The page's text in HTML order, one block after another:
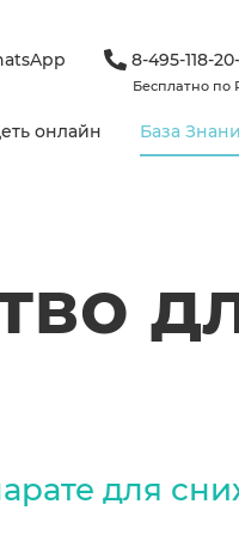
8-495-118-
Бесплатно по
онлайн База
для